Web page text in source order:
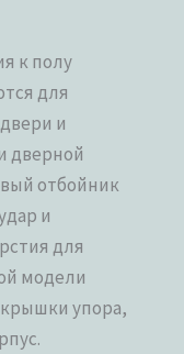
к полу
для
и
дверной
отбойник
и
для
модели
упора,